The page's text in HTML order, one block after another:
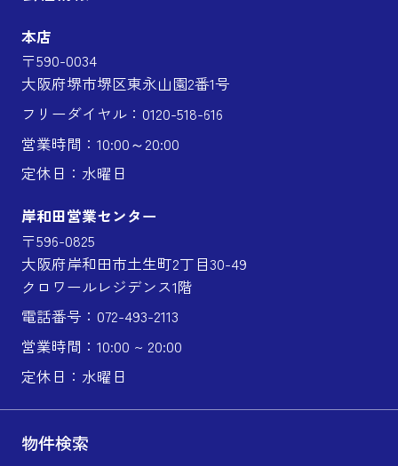
本店
〒590-0034
大阪府堺市堺区東永山園2番1号
フリーダイヤル：0120-518-616
営業時間：10:00～20:00
定休日：水曜日
岸和田営業センター
〒596-0825
大阪府岸和田市土生町2丁目30-49
クロワールレジデンス1階
電話番号：072-493-2113
営業時間：10:00 ~ 20:00
定休日：水曜日
物件検索